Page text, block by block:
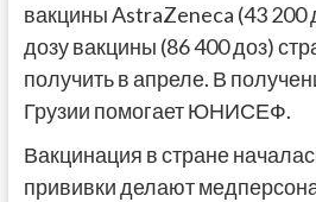
вакцины AstraZeneca (43
дозу вакцины (86 400 доз)
получить в апреле. В
Грузии помогает ЮНИСЕФ.
Вакцинация в стране
прививки делают